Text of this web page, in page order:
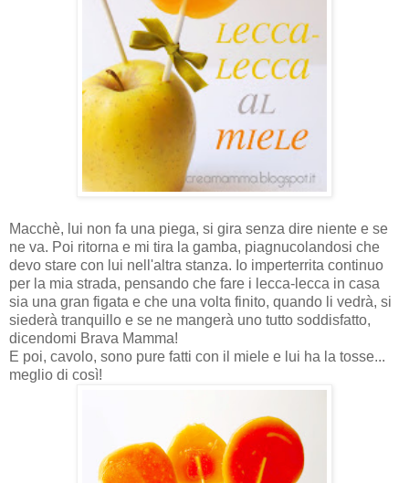
Macchè, lui non fa una piega, si gira senza dire niente e se
ne va. Poi ritorna e mi tira la gamba, piagnucolandosi che
devo stare con lui nell'altra stanza. Io imperterrita continuo
per la mia strada, pensando che fare i lecca-lecca in casa
sia una gran figata e che una volta finito, quando li vedrà, si
siederà tranquillo e se ne mangerà uno tutto soddisfatto,
dicendomi Brava Mamma!
E poi, cavolo, sono pure fatti con il miele e lui ha la tosse...
meglio di così!